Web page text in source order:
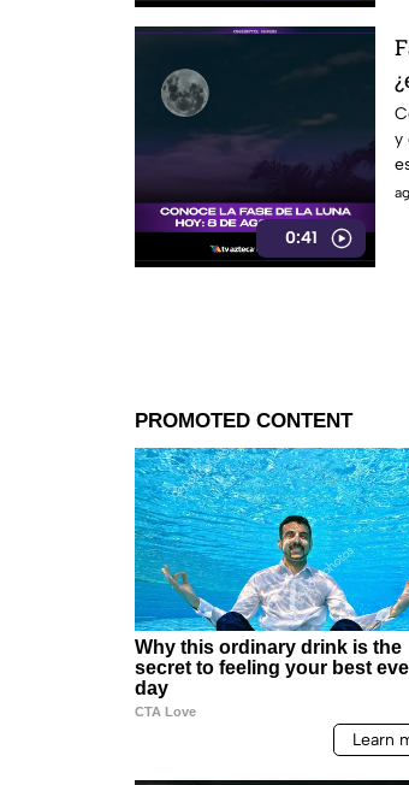
0:41
y